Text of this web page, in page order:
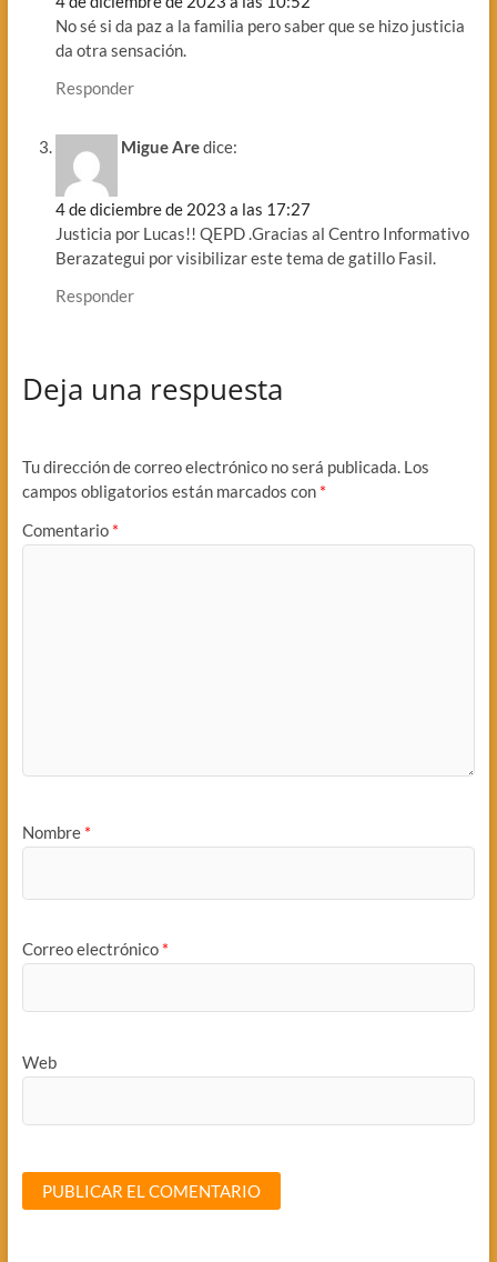
No sé si da paz a la familia pero saber que se hizo justicia
da otra sensación.
Responder
Migue Aredice:
4 de diciembre de 2023 a las 17:27
Justicia por Lucas!! QEPD .Gracias al Centro Informativo
Berazategui por visibilizar este tema de gatillo Fasil.
Responder
Deja una respuesta
Tu dirección de correo electrónico no será publicada. Los
campos obligatorios están marcados con *
Comentario *
Nombre *
Correo electrónico *
Web